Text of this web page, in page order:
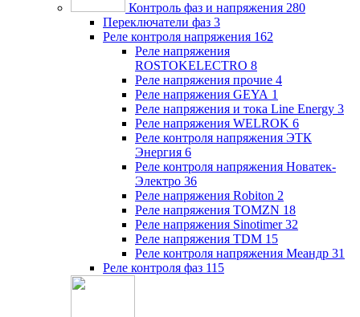
Контроль фаз и напряжения 280
Переключатели фаз 3
Реле контроля напряжения 162
Реле напряжения
ROSTOKELECTRO 8
Реле напряжения прочие 4
Реле напряжения GEYA 1
Реле напряжения и тока Line Energy 3
Реле напряжения WELROK 6
Реле контроля напряжения ЭТК
Энергия 6
Реле контроля напряжения Новатек-
Электро 36
Реле напряжения Robiton 2
Реле напряжения TOMZN 18
Реле напряжения Sinotimer 32
Реле напряжения TDM 15
Реле контроля напряжения Меандр 31
Реле контроля фаз 115